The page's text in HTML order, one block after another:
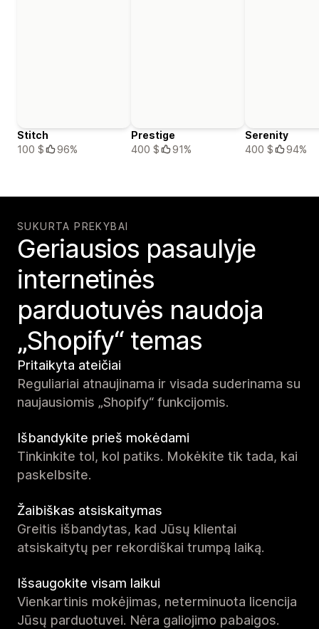
Stitch
100 $
96%
Prestige
400 $
91%
Serenity
400 $
94%
SUKURTA PREKYBAI
Geriausios pasaulyje
internetinės
parduotuvės naudoja
„Shopify“ temas
Pritaikyta ateičiai
Reguliariai atnaujinama ir visada suderinama su
naujausiomis „Shopify“ funkcijomis.
Išbandykite prieš mokėdami
Tinkinkite tol, kol patiks. Mokėkite tik tada, kai
paskelbsite.
Žaibiškas atsiskaitymas
Greitis išbandytas, kad Jūsų klientai
atsiskaitytų per rekordiškai trumpą laiką.
Išsaugokite visam laikui
Vienkartinis mokėjimas, neterminuota licencija
Jūsų parduotuvei. Nėra galiojimo pabaigos.